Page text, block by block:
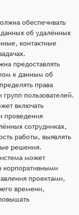
обеспечивать
об удалённых
контактные
предоставлять
к данным об
права
групп пользователей.
включать
проведения
сотрудниках,
работы, выявлять
решения.
может
корпоративными
проектами,
времени,